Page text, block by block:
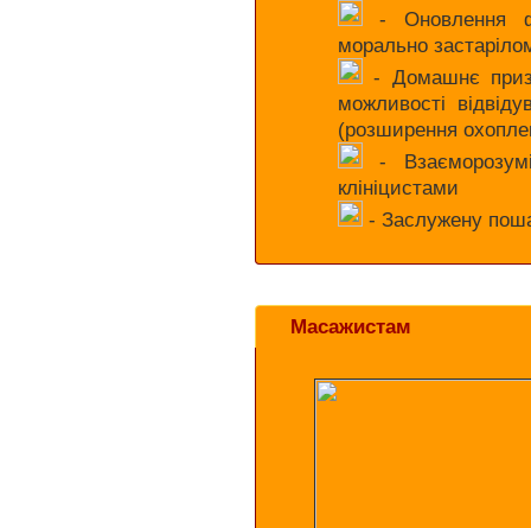
- Оновлення
морально
- Домашнє
можливості
(розширення
-
клініцистами
- Заслужену
Масажистам